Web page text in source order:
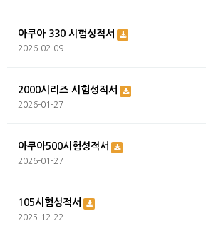
아쿠아 330 시험성적서
2026-02-09
2000시리즈 시험성적서
2026-01-27
아쿠아500시험성적서
2026-01-27
105시험성적서
2025-12-22